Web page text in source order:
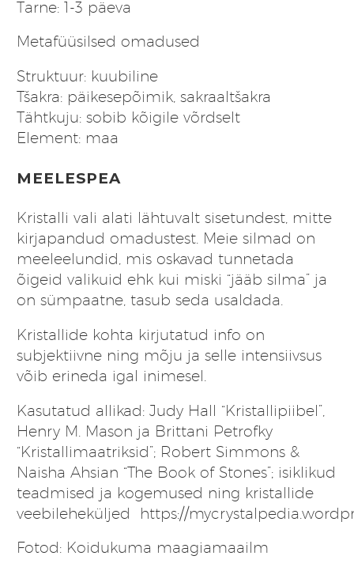
Tarne: 1-3 päeva
Metafüüsilsed omadused
Struktuur: kuubiline
Tšakra: päikesepõimik, sakraaltšakra
Tähtkuju: sobib kõigile võrdselt
Element: maa
MEELESPEA
Kristalli vali alati lähtuvalt sisetundest, mitte
kirjapandud omadustest. Meie silmad on
meeleelundid, mis oskavad tunnetada
õigeid valikuid ehk kui miski “jääb silma” ja
on sümpaatne, tasub seda usaldada.
Kristallide kohta kirjutatud info on
subjektiivne ning mõju ja selle intensiivsus
võib erineda igal inimesel.
Kasutatud allikad: Judy Hall “Kristallipiibel”,
Henry M. Mason ja Brittani Petrofky
“Kristallimaatriksid”; Robert Simmons &
Naisha Ahsian “The Book of Stones”; isiklikud
teadmised ja kogemused ning kristallide
veebileheküljed
https://
Fotod: Koidukuma maagiamaailm